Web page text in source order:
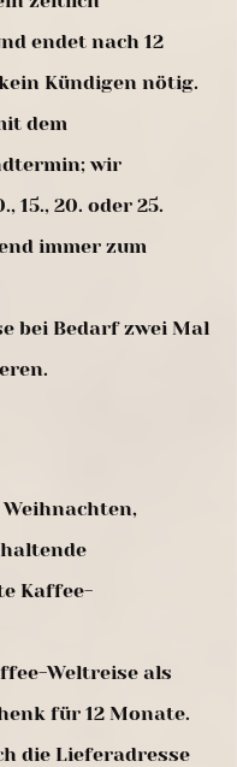
endet nach 12
Kündigen nötig.
dem
wir
15., 20. oder 25.
immer zum
bei Bedarf zwei Mal
Kaffee-
Weltreise als
für 12 Monate.
die Lieferadresse